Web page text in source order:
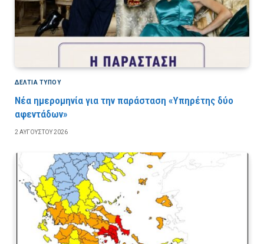
ΔΕΛΤΙΑ ΤΥΠΟΥ
Νέα ημερομηνία για την παράσταση «Υπηρέτης δύο
αφεντάδων»
2 ΑΥΓΟΎΣΤΟΥ 2026